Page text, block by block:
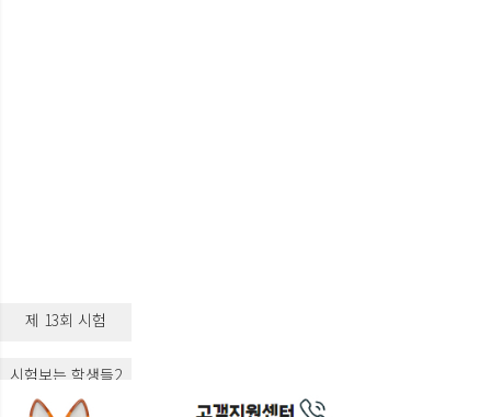
제 13회 시험
시험보는 학생들2